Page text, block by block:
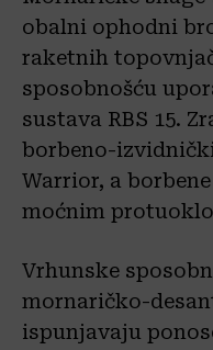
obalni ophodni
raketnih
sposobnošću
sustava RBS 15.
borbeno-
Warrior, a
moćnim
Vrhunske
mornaričko-
ispunjavaju